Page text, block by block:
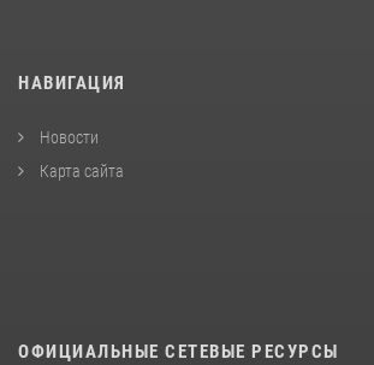
НАВИГАЦИЯ
Новости
Карта сайта
ОФИЦИАЛЬНЫЕ СЕТЕВЫЕ РЕСУРСЫ